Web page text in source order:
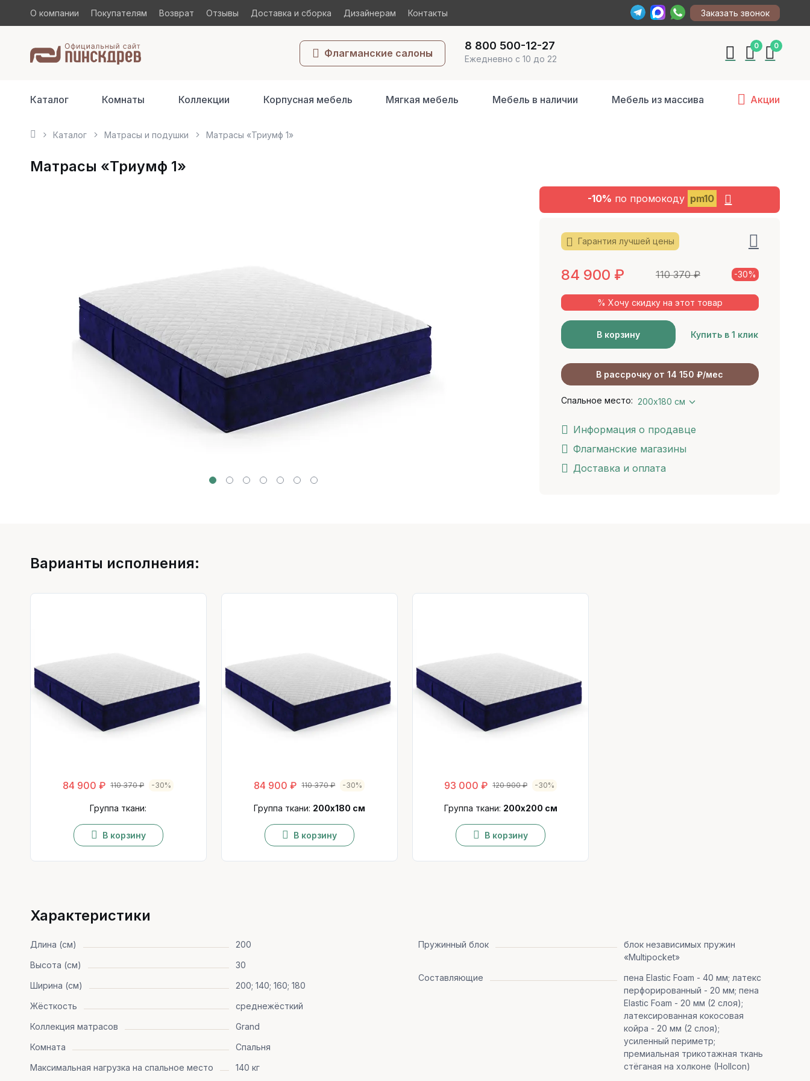
О компании Покупателям Возврат Отзывы Доставка и сборка Дизайнерам Контакты Заказать звонок
Флагманские салоны
8 800 500-12-27
Ежедневно с 10 до 22
0 0
Каталог Комнаты Коллекции Корпусная мебель Мягкая мебель Мебель в наличии Мебель из массива Акции
Каталог Матрасы и подушки Матрасы «Триумф 1»
Матрасы «Триумф 1»
-10% по промокоду pm10
Гарантия лучшей цены
84 900 ₽ 110 370₽ -30%
% Хочу скидку на этот товар
В корзину Купить в 1 клик
В рассрочку от 14 150 ₽/мес
Спальное место: 200х180 см
Информация о продавце
Флагманские магазины
Доставка и оплата
Варианты исполнения:
84 900 ₽ 110 370 ₽ -30%
Группа ткани:
В корзину
84 900 ₽ 110 370 ₽ -30%
Группа ткани: 200х180 см
В корзину
93 000 ₽ 120 900 ₽ -30%
Группа ткани: 200х200 см
В корзину
Характеристики
Длина (cм)
200
Высота (см)
30
Ширина (см)
200; 140; 160; 180
Жёсткость
среднежёсткий
Коллекция матрасов
Grand
Комната
Спальня
Максимальная нагрузка на спальное место
140 кг
Пружинный блок
блок независимых пружин
«Multipocket»
Составляющие
пена Elastic Foam - 40 мм; латекс
перфорированный - 20 мм; пена
Elastic Foam - 20 мм (2 слоя);
латексированная кокосовая
койра - 20 мм (2 слоя);
усиленный периметр;
премиальная трикотажная ткань
стёганая на холконе (Hollcon)